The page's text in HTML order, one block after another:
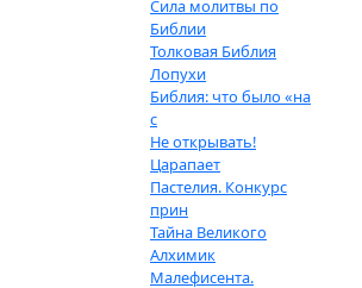
Сила молитвы по
Библии
Толковая Библия
Лопухи
Библия: что было «на
с
Не открывать!
Царапает
Пастелия. Конкурс
прин
Тайна Великого
Алхимик
Малефисента.